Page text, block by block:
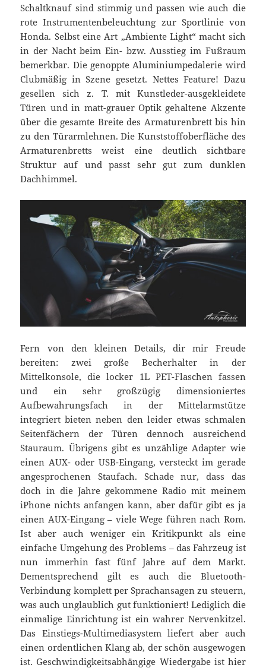
Schaltknauf sind stimmig und passen wie auch die
rote Instrumentenbeleuchtung zur Sportlinie von
Honda. Selbst eine Art „Ambiente Light“ macht sich
in der Nacht beim Ein- bzw. Ausstieg im Fußraum
bemerkbar. Die genoppte Aluminiumpedalerie wird
Clubmäßig in Szene gesetzt. Nettes Feature! Dazu
gesellen sich z. T. mit Kunstleder-ausgekleidete
Türen und in matt-grauer Optik gehaltene Akzente
über die gesamte Breite des Armaturenbrett bis hin
zu den Türarmlehnen. Die Kunststoffoberfläche des
Armaturenbretts weist eine deutlich sichtbare
Struktur auf und passt sehr gut zum dunklen
Dachhimmel.
Fern von den kleinen Details, dir mir Freude
bereiten: zwei große Becherhalter in der
Mittelkonsole, die locker 1L PET-Flaschen fassen
und ein sehr großzügig dimensioniertes
Aufbewahrungsfach in der Mittelarmstütze
integriert bieten neben den leider etwas schmalen
Seitenfächern der Türen dennoch ausreichend
Stauraum. Übrigens gibt es unzählige Adapter wie
einen AUX- oder USB-Eingang, versteckt im gerade
angesprochenen Staufach. Schade nur, dass das
doch in die Jahre gekommene Radio mit meinem
iPhone nichts anfangen kann, aber dafür gibt es ja
einen AUX-Eingang – viele Wege führen nach Rom.
Ist aber auch weniger ein Kritikpunkt als eine
einfache Umgehung des Problems – das Fahrzeug ist
nun immerhin fast fünf Jahre auf dem Markt.
Dementsprechend gilt es auch die Bluetooth-
Verbindung komplett per Sprachansagen zu steuern,
was auch unglaublich gut funktioniert! Lediglich die
einmalige Einrichtung ist ein wahrer Nervenkitzel.
Das Einstiegs-Multimediasystem liefert aber auch
einen ordentlichen Klang ab, der schön ausgewogen
ist. Geschwindigkeitsabhängige Wiedergabe ist hier